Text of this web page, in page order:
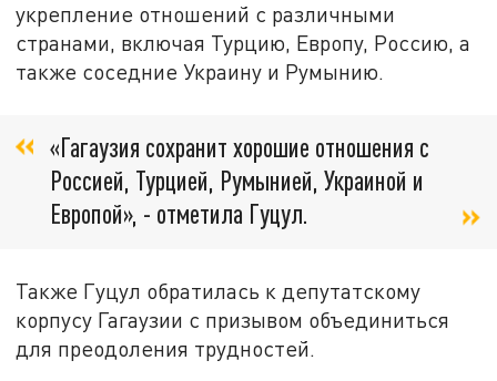
укрепление отношений с различными
странами, включая Турцию, Европу, Россию, а
также соседние Украину и Румынию.
«Гагаузия сохранит хорошие отношения с
Россией, Турцией, Румынией, Украиной и
Европой», - отметила Гуцул.
Также Гуцул обратилась к депутатскому
корпусу Гагаузии с призывом объединиться
для преодоления трудностей.